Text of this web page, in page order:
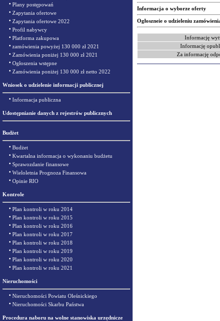
• Plany postępowań
• Zapytania ofertowe
• Zapytania ofertowe 2022
• Profil nabywcy
• Platforma zakupowa
• zamówienia powyżej 130 000 zł 2021
• Zamówienia poniżej 130 000 zł 2021
• Ogłoszenia wstępne
• Zamówienia poniżej 130 000 zł netto 2022
Wniosek o udzielenie informacji publicznej
• Informacja publiczna
Udostępnianie danych z rejestrów publicznych
Budżet
• Budżet
• Kwartalna informacja o wykonaniu budżetu
• Sprawozdanie finansowe
• Wieloletnia Prognoza Finansowa
• Opinie RIO
Kontrole
• Plan kontroli w roku 2014
• Plan kontroli w roku 2015
• Plan kontroli w roku 2016
• Plan kontroli w roku 2017
• Plan kontroli w roku 2018
• Plan kontroli w roku 2019
• Plan kontroli w roku 2020
• Plan kontroli w roku 2021
Nieruchomości
• Nieruchomości Powiatu Oleśnickiego
• Nieruchomości Skarbu Państwa
Procedura naboru na wolne stanowiska urzędnicze
Informacja o wyborze oferty
Ogłoszneie o udzieleniu
Informację
Informację
Za informację